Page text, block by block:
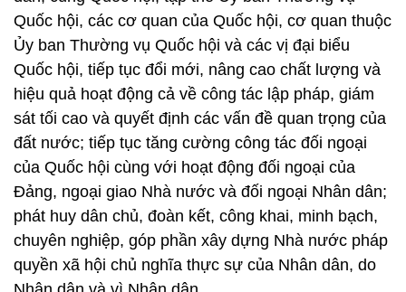
Quốc hội, các cơ quan của Quốc hội, cơ quan thuộc
Ủy ban Thường vụ Quốc hội và các vị đại biểu
Quốc hội, tiếp tục đổi mới, nâng cao chất lượng và
hiệu quả hoạt động cả về công tác lập pháp, giám
sát tối cao và quyết định các vấn đề quan trọng của
đất nước; tiếp tục tăng cường công tác đối ngoại
của Quốc hội cùng với hoạt động đối ngoại của
Đảng, ngoại giao Nhà nước và đối ngoại Nhân dân;
phát huy dân chủ, đoàn kết, công khai, minh bạch,
chuyên nghiệp, góp phần xây dựng Nhà nước pháp
quyền xã hội chủ nghĩa thực sự của Nhân dân, do